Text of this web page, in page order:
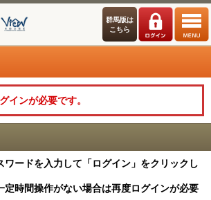
群馬版は
こちら
インが必要です。
ワードを入力して「ログイン」をクリックし
時間操作がない場合は再度ログインが必要